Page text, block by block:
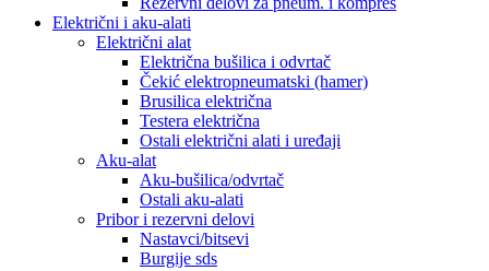
Električni i aku-alati
Električni alat
Električna bušilica i odvrtač
Čekić elektropneumatski (hamer)
Brusilica električna
Testera električna
Ostali električni alati i uređaji
Aku-alat
Aku-bušilica/odvrtač
Ostali aku-alati
Pribor i rezervni delovi
Nastavci/bitsevi
Burgije sds